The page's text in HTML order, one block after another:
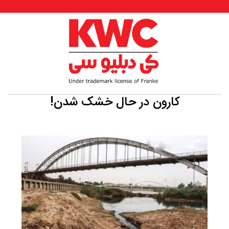
کارون در حال خشک شدن!